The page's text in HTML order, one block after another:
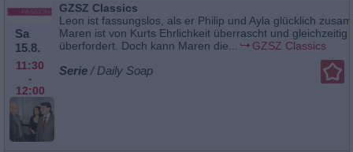
Sa
15.8.
11:30
-
12:00
GZSZ Classics
Leon ist fassungslos, als er Philip und Ayla glücklich
Maren ist von Kurts Ehrlichkeit überrascht und gleichzeitig
überfordert. Doch kann Maren die...
GZSZ Classics
Serie / Daily Soap